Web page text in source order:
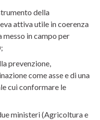
della
attiva utile in coerenza
messo in campo per
prevenzione,
come asse e di una
cui conformare le
ministeri (Agricoltura e